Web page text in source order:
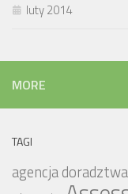
luty 2014
MORE
TAGI
agencja